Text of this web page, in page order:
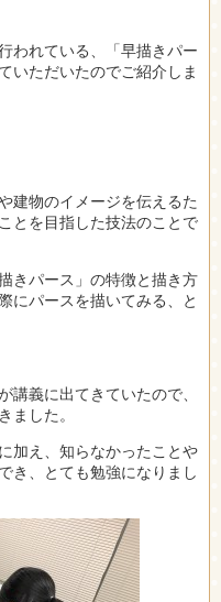
われている、「早描きパー
ただいたのでご紹介しま
建物のイメージを伝えるた
とを目指した技法のことで
きパース」の特徴と描き方
にパースを描いてみる、と
義に出てきていたので、
ました。
加え、知らなかったことや
き、とても勉強になりまし